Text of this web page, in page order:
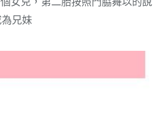
兄妹